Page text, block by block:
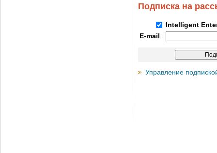
Подписка на
Intelligent
E-mail
Управление